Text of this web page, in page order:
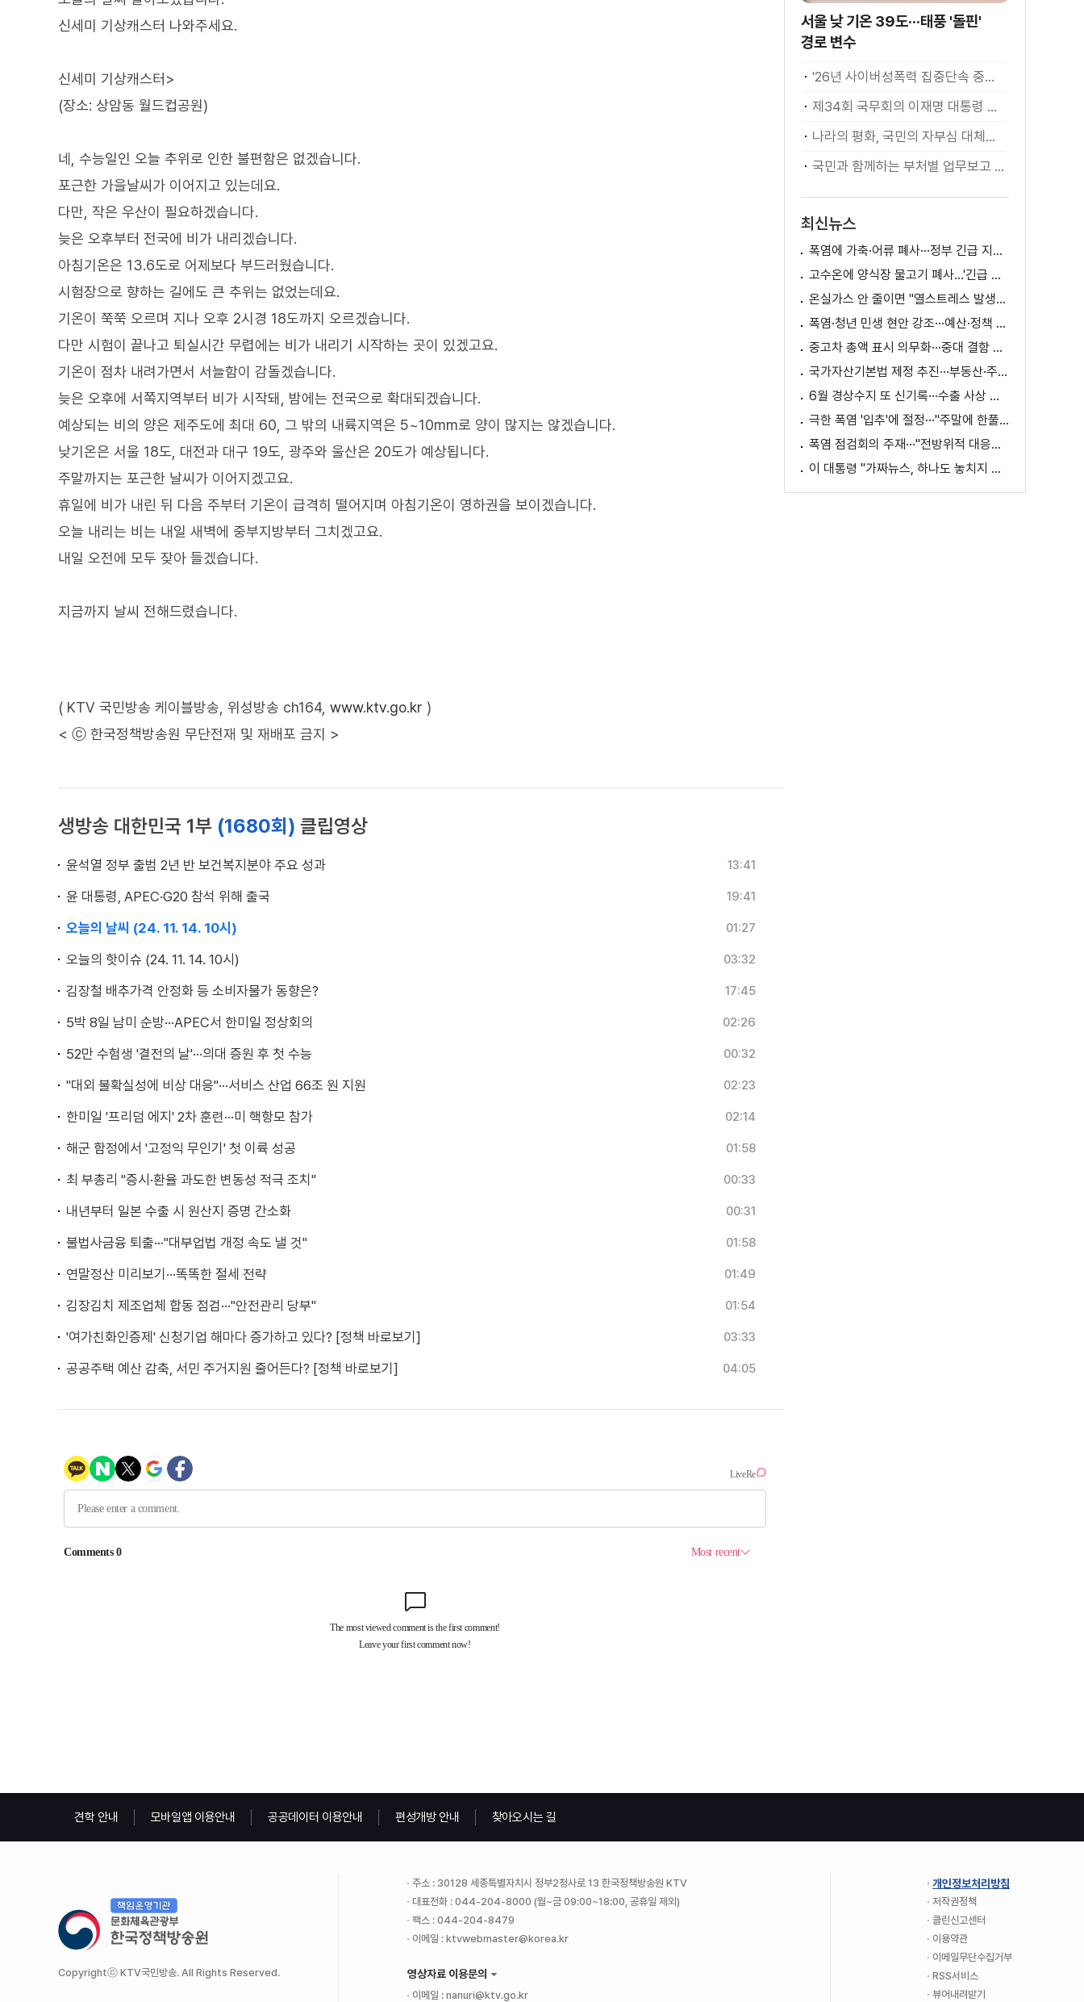
신세미 기상캐스터 나와주세요.
신세미 기상캐스터>
(장소: 상암동 월드컵공원)
네, 수능일인 오늘 추위로 인한 불편함은 없겠습니다.
포근한 가을날씨가 이어지고 있는데요.
다만, 작은 우산이 필요하겠습니다.
늦은 오후부터 전국에 비가 내리겠습니다.
아침기온은 13.6도로 어제보다 부드러웠습니다.
시험장으로 향하는 길에도 큰 추위는 없었는데요.
기온이 쭉쭉 오르며 지나 오후 2시경 18도까지 오르겠습니다.
다만 시험이 끝나고 퇴실시간 무렵에는 비가 내리기 시작하는 곳이 있겠고요.
기온이 점차 내려가면서 서늘함이 감돌겠습니다.
늦은 오후에 서쪽지역부터 비가 시작돼, 밤에는 전국으로 확대되겠습니다.
예상되는 비의 양은 제주도에 최대 60, 그 밖의 내륙지역은 5~10mm로 양이 많지는 않겠습니다.
낮기온은 서울 18도, 대전과 대구 19도, 광주와 울산은 20도가 예상됩니다.
주말까지는 포근한 날씨가 이어지겠고요.
휴일에 비가 내린 뒤 다음 주부터 기온이 급격히 떨어지며 아침기온이 영하권을 보이겠습니다.
오늘 내리는 비는 내일 새벽에 중부지방부터 그치겠고요.
내일 오전에 모두 잦아 들겠습니다.
지금까지 날씨 전해드렸습니다.
( KTV 국민방송 케이블방송, 위성방송 ch164, www.ktv.go.kr )
< ⓒ 한국정책방송원 무단전재 및 재배포 금지 >
생방송 대한민국 1부 (1680회) 클립영상
윤석열 정부 출범 2년 반 보건복지분야 주요 성과 13:41
윤 대통령, APEC·G20 참석 위해 출국 19:41
오늘의 날씨 (24. 11. 14. 10시) 01:27
오늘의 핫이슈 (24. 11. 14. 10시) 03:32
김장철 배추가격 안정화 등 소비자물가 동향은? 17:45
5박 8일 남미 순방···APEC서 한미일 정상회의 02:26
52만 수험생 '결전의 날'···의대 증원 후 첫 수능 00:32
"대외 불확실성에 비상 대응"···서비스 산업 66조 원 지원 02:23
한미일 '프리덤 에지' 2차 훈련···미 핵항모 참가 02:14
해군 함정에서 '고정익 무인기' 첫 이륙 성공 01:58
최 부총리 "증시·환율 과도한 변동성 적극 조치" 00:33
내년부터 일본 수출 시 원산지 증명 간소화 00:31
불법사금융 퇴출···"대부업법 개정 속도 낼 것" 01:58
연말정산 미리보기···똑똑한 절세 전략 01:49
김장김치 제조업체 합동 점검···"안전관리 당부" 01:54
'여가친화인증제' 신청기업 해마다 증가하고 있다? [정책 바로보기] 03:33
공공주택 예산 감축, 서민 주거지원 줄어든다? [정책 바로보기] 04:05
서울 낮 기온 39도···태풍 '돌핀'
경로 변수
'26년 사이버성폭력 집중단속 중간성과 발표···향후 추진계획은?
제34회 국무회의 이재명 대통령 모두발언
나라의 평화, 국민의 자부심 대체불가 대한민국 이재명 대통령 모두말씀
국민과 함께하는 부처별 업무보고 재개
최신뉴스
폭염에 가축·어류 폐사···정부 긴급 지원책 마련
고수온에 양식장 물고기 폐사...'긴급 방류' 지원
온실가스 안 줄이면 "열스트레스 발생일 29배 증가"
폭염·청년 민생 현안 강조···예산·정책 방향 제시
중고차 총액 표시 의무화···중대 결함 시 '계약 해제'
국가자산기본법 제정 추진···부동산·주식 등 통합 관리
6월 경상수지 또 신기록···수출 사상 첫 1천억 달러
극한 폭염 '입추'에 절정···"주말에 한풀 꺾인다"
폭염 점검회의 주재···"전방위적 대응체계 가동"
이 대통령 "가짜뉴스, 하나도 놓치지 말고 바로잡아야"
견학 안내 모바일앱 이용안내 공공데이터 이용안내 편성개방 안내 찾아오시는 길
Copyrightⓒ KTV국민방송. All Rights Reserved.
주소 : 30128 세종특별자치시 정부2청사로 13 한국정책방송원 KTV
대표전화 : 044-204-8000 (월~금 09:00~18:00, 공휴일 제외)
팩스 : 044-204-8479
이메일 : ktvwebmaster@korea.kr
영상자료 이용문의
이메일 : nanuri@ktv.go.kr
개인정보처리방침
저작권정책
클린신고센터
이용약관
이메일무단수집거부
RSS서비스
뷰어내려받기